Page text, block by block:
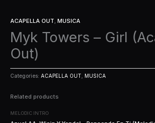
ACAPELLA OUT, MUSICA
Myk Towers – Girl
Out)
Categories: ACAPELLA OUT, MUSICA
Related products
MELODIC INTRO